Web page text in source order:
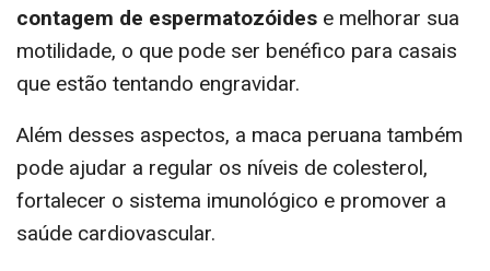
contagem de espermatozóides e melhorar sua
motilidade, o que pode ser benéfico para casais
que estão tentando engravidar.
Além desses aspectos, a maca peruana também
pode ajudar a regular os níveis de colesterol,
fortalecer o sistema imunológico e promover a
saúde cardiovascular.